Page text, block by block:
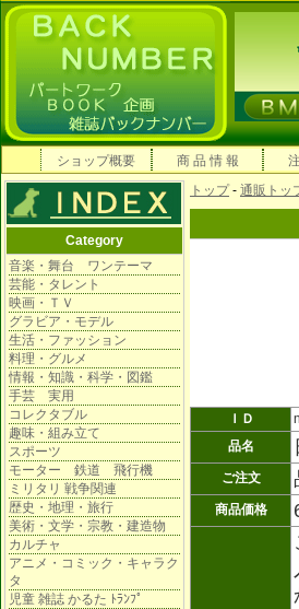
ショップ概要 商 品 情 報
Category
音楽・舞台 ワンテーマ
芸能・タレント
映画・ＴＶ
グラビア・モデル
生活・ファッション
料理・グルメ
情報・知識・科学・図鑑
手芸 実用
コレクタブル
趣味・組み立て
スポーツ
モーター 鉄道 飛行機
ミリタリ 戦争関連
歴史・地理・旅行
美術・文学・宗教・建造物
カルチャ
アニメ・コミック・キャラク
タ
児童 雑誌 かるた ﾄﾗﾝﾌﾟ
トップ- 通販トッ
ＩＤ
品名
ご注文
商品価格